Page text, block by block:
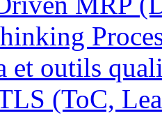
et outils
(ToC,